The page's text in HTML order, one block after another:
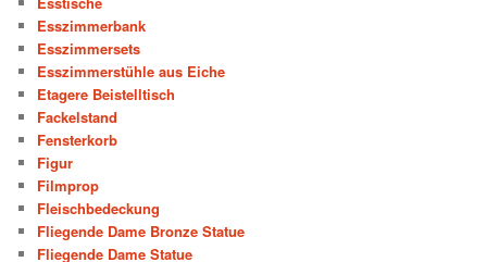
Esszimmerbank
Esszimmersets
Esszimmerstühle aus Eiche
Etagere Beistelltisch
Fackelstand
Fensterkorb
Figur
Filmprop
Fleischbedeckung
Fliegende Dame Bronze Statue
Fliegende Dame Statue